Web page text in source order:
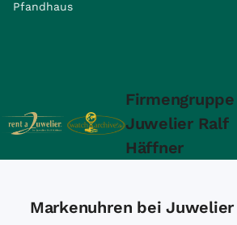
Pfandhaus
Firmengruppe
Juwelier Ralf
Häffner
Markenuhren bei